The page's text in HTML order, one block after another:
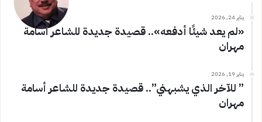
يناير 24, 2026
«لم يعد شيئًا أدفعه».. قصيدة جديدة للشاعر أسامة
مهران
يناير 19, 2026
” للآخر الذي يشبهني”.. قصيدة جديدة للشاعر أسامة
مهران